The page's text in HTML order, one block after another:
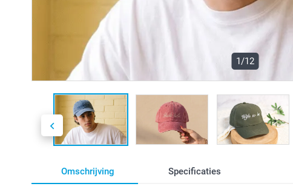
1/12
Omschrijving Specificaties